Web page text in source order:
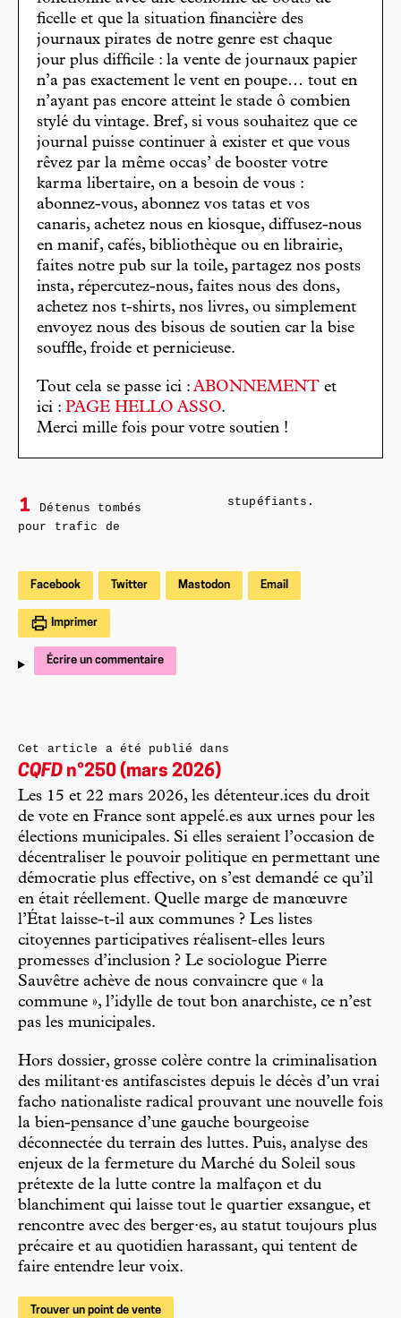
ficelle et que la situation financière des
journaux pirates de notre genre est chaque
jour plus difficile : la vente de journaux papier
n’a pas exactement le vent en poupe… tout en
n’ayant pas encore atteint le stade ô combien
stylé du vintage. Bref, si vous souhaitez que ce
journal puisse continuer à exister et que vous
rêvez par la même occas’ de booster votre
karma libertaire, on a besoin de vous :
abonnez-vous, abonnez vos tatas et vos
canaris, achetez nous en kiosque, diffusez-nous
en manif, cafés, bibliothèque ou en librairie,
faites notre pub sur la toile, partagez nos posts
insta, répercutez-nous, faites nous des dons,
achetez nos t-shirts, nos livres, ou simplement
envoyez nous des bisous de soutien car la bise
souffle, froide et pernicieuse.
Tout cela se passe ici : ABONNEMENT et
ici : PAGE HELLO ASSO.
Merci mille fois pour votre soutien !
1
Détenus tombés
pour trafic de
stupéfiants.
Facebook Twitter Mastodon Email
Imprimer
Écrire un commentaire
Cet article a été publié dans
CQFD n°250 (mars 2026)
Les 15 et 22 mars 2026, les détenteur.ices du droit
de vote en France sont appelé.es aux urnes pour les
élections municipales. Si elles seraient l’occasion de
décentraliser le pouvoir politique en permettant une
démocratie plus effective, on s’est demandé ce qu’il
en était réellement. Quelle marge de manœuvre
l’État laisse-t-il aux communes ? Les listes
citoyennes participatives réalisent-elles leurs
promesses d’inclusion ? Le sociologue Pierre
Sauvêtre achève de nous convaincre que « la
commune », l’idylle de tout bon anarchiste, ce n’est
pas les municipales.
Hors dossier, grosse colère contre la criminalisation
des militant·es antifascistes depuis le décès d’un vrai
facho nationaliste radical prouvant une nouvelle fois
la bien-pensance d’une gauche bourgeoise
déconnectée du terrain des luttes. Puis, analyse des
enjeux de la fermeture du Marché du Soleil sous
prétexte de la lutte contre la malfaçon et du
blanchiment qui laisse tout le quartier exsangue, et
rencontre avec des berger·es, au statut toujours plus
précaire et au quotidien harassant, qui tentent de
faire entendre leur voix.
Trouver un point de vente